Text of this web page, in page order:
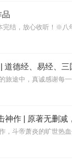
品
道德经、易经、
神作 | 原著无删减